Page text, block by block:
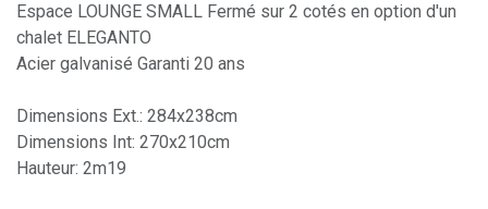
Espace LOUNGE SMALL Fermé sur 2 cotés en option d'un
chalet ELEGANTO
Acier galvanisé Garanti 20 ans
Dimensions Ext.: 284x238cm
Dimensions Int: 270x210cm
Hauteur: 2m19